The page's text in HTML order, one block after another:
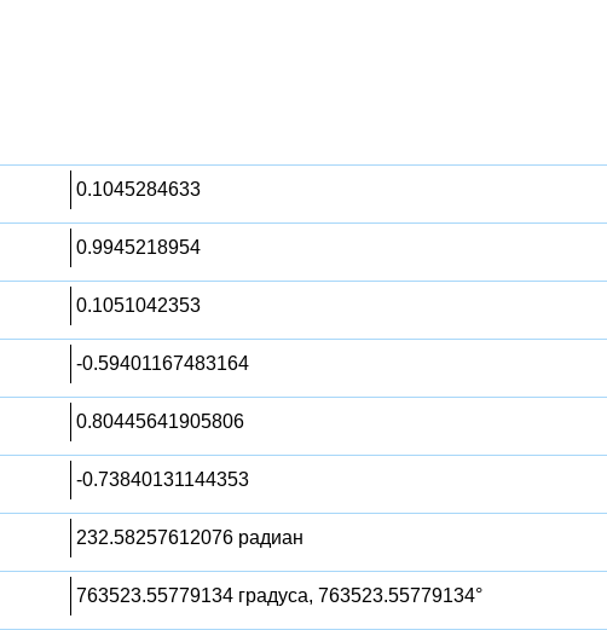
0.1045284633
0.9945218954
0.1051042353
-0.59401167483164
0.80445641905806
-0.73840131144353
232.58257612076 радиан
763523.55779134 градуса, 763523.55779134°